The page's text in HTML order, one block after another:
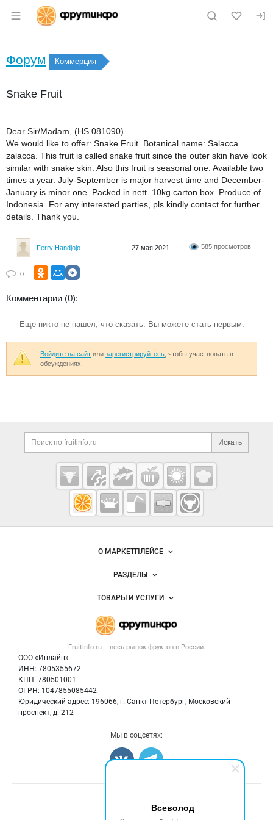
Всеволод
Раздел навигации по сайту fruitinfo.ru
Форум Коммерция
Snake Fruit
Dear Sir/Madam, (HS 081090).
We would like to offer: Snake Fruit. Botanical name: Salacca
zalacca. This fruit is called snake fruit since the outer skin have look
similar with snake skin. Also this fruit is seasonal one. Available two
times a year. July-September is major harvest time and December-
January is minor one. Packed in nett. 10kg carton box. Produce of
Indonesia. For any interested parties, pls kindly contact for further
details. Thank you.
Ferry Handjojo , 27 мая 2021 585 просмотров
0
Комментарии (0):
Еще никто не нашел, что сказать. Вы можете стать первым.
Войдите на сайт или зарегистрируйтесь , чтобы участвовать в
обсуждениях.
Дополнительная информация
Поиск по сайту и
Искать
Cсылки на полезные проекты
Fruitinfo.ru
— рынок
фруктов
Важные разделы и контакты
Fruitinfo.ru – весь рынок фруктовв России.
ООО «Инлайн»
ИНН: 7805355672
КПП: 780501001
ОГРН: 1047855085442
Юридический адрес: 196066, г. Санкт-Петербург, Московский
проспект, д. 212
Навигация по сайтуО МАРКЕТПЛЕЙСЕ
Новости Fruitinfo.ru
Размещение рекламы
Публичная оферта
Контактная информация
Политика обработки персональных данных
РАЗДЕЛЫ
Объявления
Новости рынка
ТОВАРЫ И УСЛУГИ
Готовая продукция
Овощи
Фрукты
Мы в соцсетях:
Счетчики, авторское право, логотипы